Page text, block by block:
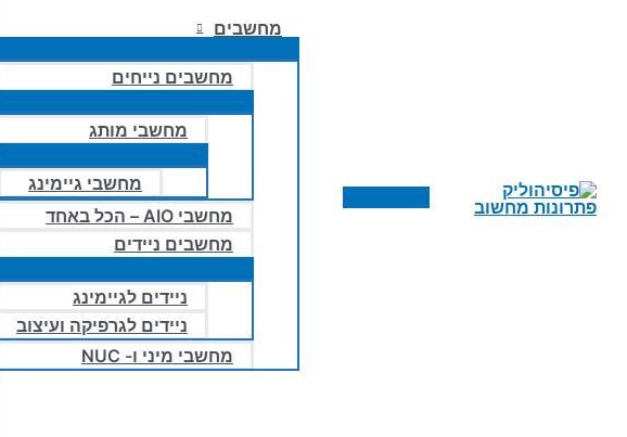
תפריט
מחשבים
מחשבים נייחים
מחשבי מותג
מחשבי גיימינג
מחשבי AIO – הכל באחד
מחשבים ניידים
ניידים לגיימינג
ניידים לגרפיקה ועיצוב
מחשבי מיני ו- NUC